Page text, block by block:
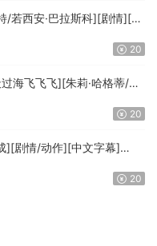
若西安·巴拉斯科][剧情][中
20
海飞飞飞][朱莉·哈格蒂/罗
20
][剧情/动作][中文字幕]
20